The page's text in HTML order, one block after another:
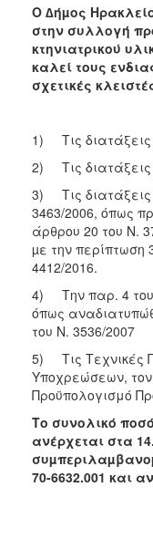
ΤΟΠΟΣ
ΠΟΛΙΤΙΣΜΟΣ
ΠΟΛΗ
Ο ∆ήµος
στην συλλογή
κτηνιατρικού
καλεί τους
σχετικές
1) Τις διατάξεις
2) Τις διατάξεις
3) Τις διατάξεις
3463/2006, όπως
άρθρου 20 του Ν.
µε την περίπτωση
4412/2016.
4) Την παρ. 4 του
όπως
του Ν. 3536/2007
5) Τις Τεχνικές
Υποχρεώσεων, τον
Προϋπολογισμό
Το συνολικό
ανέρχεται στα
70-6632.001 και